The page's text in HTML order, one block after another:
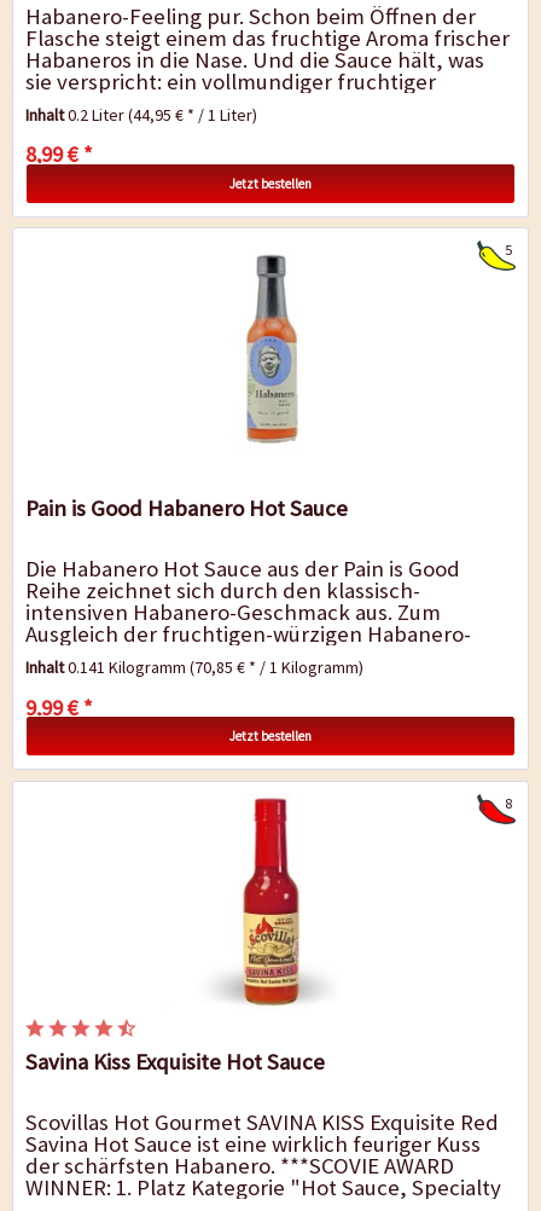
Habanero-Feeling pur. Schon beim Öffnen der
Flasche steigt einem das fruchtige Aroma frischer
Habaneros in die Nase. Und die Sauce hält, was
sie verspricht: ein vollmundiger fruchtiger
Habanero-Geschmack, abgerundet mit...
Inhalt0.2 Liter(44,95 € * / 1 Liter)
8,99 € *
Jetzt bestellen
5
Pain is Good Habanero Hot Sauce
Die Habanero Hot Sauce aus der Pain is Good
Reihe zeichnet sich durch den klassisch-
intensiven Habanero-Geschmack aus. Zum
Ausgleich der fruchtigen-würzigen Habanero-
Note wurden Knoblauch und Karotte zugefügt, so
entsteht eine Sauce,...
Inhalt0.141 Kilogramm(70,85 € * / 1 Kilogramm)
9,99 € *
Jetzt bestellen
8
Savina Kiss Exquisite Hot Sauce
Scovillas Hot Gourmet SAVINA KISS Exquisite Red
Savina Hot Sauce ist eine wirklich feuriger Kuss
der schärfsten Habanero. ***SCOVIE AWARD
WINNER: 1. Platz Kategorie "Hot Sauce, Specialty